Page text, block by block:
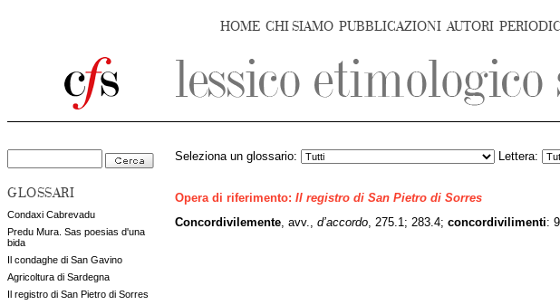
HOME CHI SIAMO PUBBLICAZIONI AUTORI
GLOSSARI
Condaxi Cabrevadu
Predu Mura. Sas poesias d'una
bida
Il condaghe di San Gavino
Agricoltura di Sardegna
Il registro di San Pietro di Sorres
Seleziona un glossario: Lettera:
Opera di riferimento: Il registro di San Pietro di Sorres
Concordivilemente , avv., d’accordo , 275.1; 283.4; concordivilimenti: